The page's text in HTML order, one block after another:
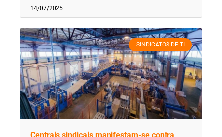
14/07/2025
SINDICATOS DE TI
Centrais sindicais manifestam-se contra